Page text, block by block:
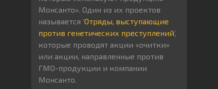
Монсанто». Один из их проектов
называется ‘Отряды, выступающие
против генетических преступлений‘,
которые проводят акции «очитки»
или акции, направленные против
ГМО-продукции и компании
Монсанто.